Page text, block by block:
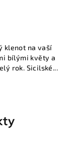
klenot na vaší
bílými květy a
rok. Sicilské...